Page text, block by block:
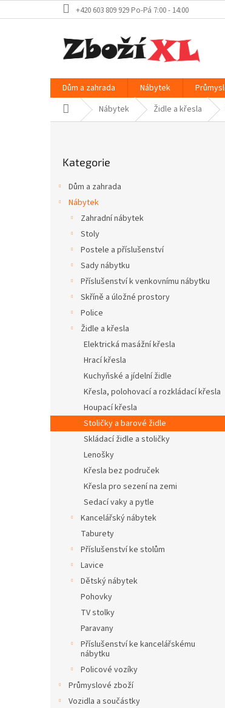
na
+420 603 809 929 Po-Pá 7:00 - 14:00
Dům a zahrada Nábytek
Domů Nábytek Židle a křesla
kategorie
Kategorie
Dům a zahrada
Nábytek
Zahradní nábytek
Stoly
Postele a příslušenství
Sady nábytku
Příslušenství k venkovnímu nábytku
Skříně a úložné prostory
Police
Židle a křesla
Elektrická masážní křesla
Hrací křesla
Kuchyňské a jídelní židle
Křesla, polohovací a rozkládací křesla
Houpací křesla
Stoličky a barové židle
Skládací židle a stoličky
Lenošky
Křesla bez područek
Křesla pro sezení na zemi
Sedací vaky a pytle
Kancelářský nábytek
Taburety
Příslušenství ke stolům
Lavice
Dětský nábytek
Pohovky
TV stolky
Paravany
Příslušenství ke kancelářskému
nábytku
Policové vozíky
Průmyslové zboží
Vozidla a součástky